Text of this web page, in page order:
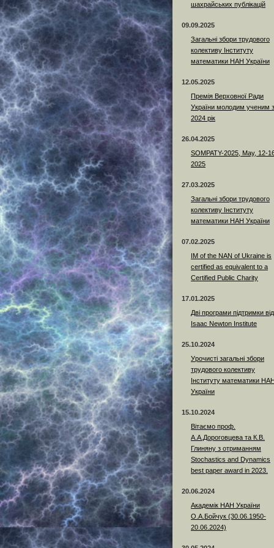
шахрайських публікацій
09.09.2025
Загальні збори трудового
колективу Інституту
математики НАН України
12.05.2025
Премія Верховної Ради
України молодим ученим
2024 рік
26.04.2025
SOMPATY-2025, May, 12-
2025
27.03.2025
Загальні збори трудового
колективу Інституту
математики НАН України
07.02.2025
IM of the NAN of Ukraine is
certified as equivalent to a
Certified Public Charity
17.01.2025
Дві програми підтримки від
Isaac Newton Institute
25.10.2024
Урочисті загальні збори
трудового колективу
Інституту математики
України
15.10.2024
Вітаємо проф.
А.А.Дороговцева та К.В.
Глиняну з отриманням
Stochastics and Dynamics
best paper award in 2023.
20.06.2024
Академік НАН України
О.А.Бойчук (30.06.1950-
20.06.2024)